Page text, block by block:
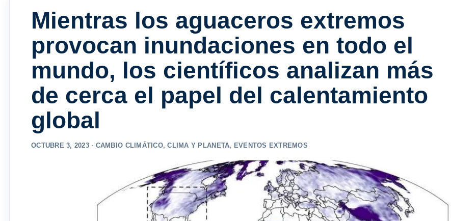
Mientras los aguaceros extremos
provocan inundaciones en todo el
mundo, los científicos analizan más
de cerca el papel del calentamiento
global
OCTUBRE 3, 2023 · CAMBIO CLIMÁTICO,CLIMA Y PLANETA, EVENTOS EXTREMOS